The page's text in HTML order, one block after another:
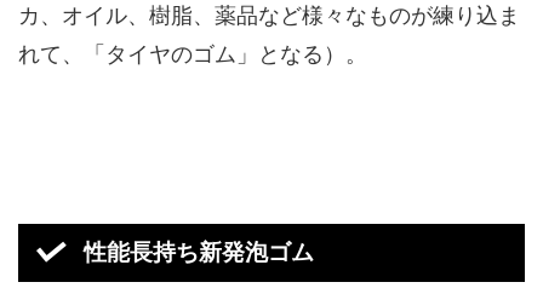
カ、オイル、樹脂、薬品など様々なものが練り込ま
れて、「タイヤのゴム」となる）。
性能長持ち新発泡ゴム